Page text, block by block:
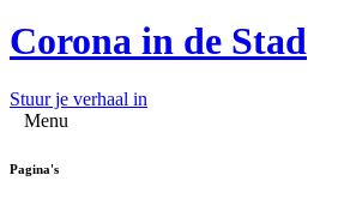
Corona in de Stad
Stuur je verhaal in
Menu
Pagina's